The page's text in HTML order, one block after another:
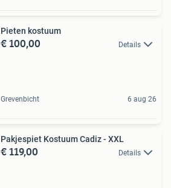
Pieten kostuum
€ 100,00 Details
Grevenbicht 6 aug 26
Pakjespiet Kostuum Cadiz - XXL
€ 119,00 Details